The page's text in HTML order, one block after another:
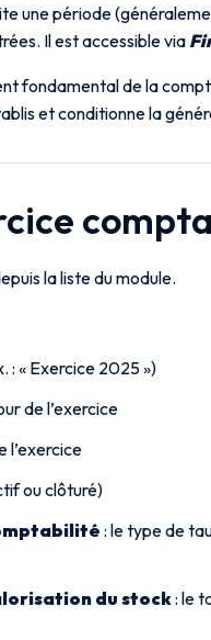
une période
Il est accessible via
fondamental de la
et conditionne la
la liste du module.
: « Exercice 2025 »)
de l’exercice
l’exercice
ou clôturé)
: le type de
du stock: le